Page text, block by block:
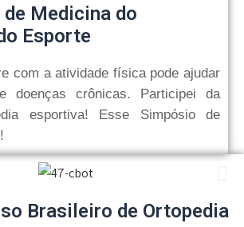
Medicina do
Esporte
com a atividade física pode ajudar
doenças crônicas. Participei da
esportiva! Esse Simpósio de
Brasileiro de Ortopedia